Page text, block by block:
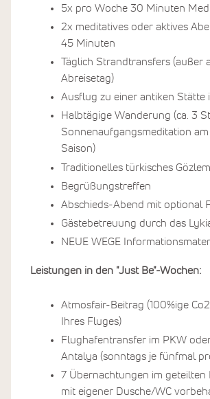
5x pro Woche 30 Minuten
2x meditatives oder aktives
45 Minuten
Täglich Strandtransfers (außer
Abreisetag)
Ausflug zu einer antiken Stätte
Halbtägige Wanderung (ca. 3
Sonnenaufgangsmeditation
Saison)
Traditionelles türkisches
Begrüßungstreffen
Abschieds-Abend mit optional
Gästebetreuung durch das
NEUE WEGE
Leistungen in den "Just Be"-Wochen:
Atmosfair-Beitrag (100%ige
Ihres Fluges)
Flughafentransfer im PKW
Antalya (sonntags je fünfmal
7 Übernachtungen im geteilten
mit eigener Dusche/WC